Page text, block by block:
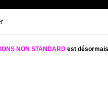
NON STANDARDest